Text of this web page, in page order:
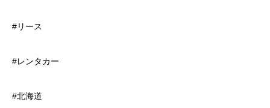
#リース
#レンタカー
#北海道